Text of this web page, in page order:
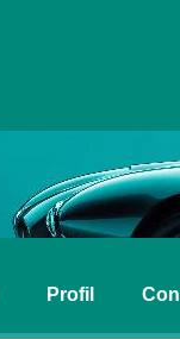
Profil